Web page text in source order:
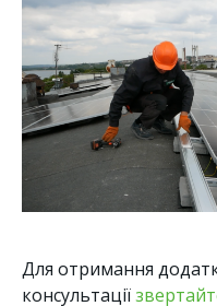
Для отримання
консультації